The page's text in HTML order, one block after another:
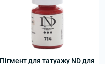
Пігмент для татуажу ND для